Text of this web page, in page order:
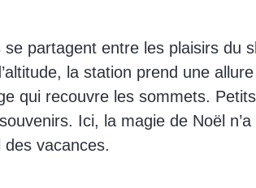
partagent entre les plaisirs du
la station prend une allure
qui recouvre les sommets.
Ici, la magie de Noël n’a
des vacances.